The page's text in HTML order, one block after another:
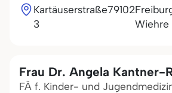
Kartäuserstraße
3
79102
Wiehre
Frau Dr. Angela Kantner-
FÄ f. Kinder- und